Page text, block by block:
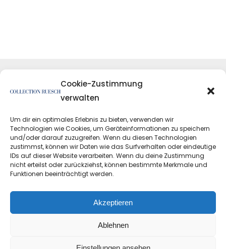
Cookie-Zustimmung
verwalten
Um dir ein optimales Erlebnis zu bieten, verwenden wir
Technologien wie Cookies, um Geräteinformationen zu speichern
und/oder darauf zuzugreifen. Wenn du diesen Technologien
zustimmst, können wir Daten wie das Surfverhalten oder eindeutige
IDs auf dieser Website verarbeiten. Wenn du deine Zustimmung
nicht erteilst oder zurückziehst, können bestimmte Merkmale und
Funktionen beeinträchtigt werden.
Akzeptieren
Ablehnen
Impressum